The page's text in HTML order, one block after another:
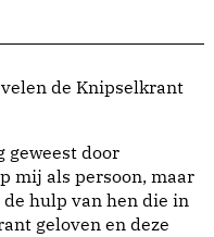
de Knipselkrant
geweest door
mij als persoon, maar
hulp van hen die in
geloven en deze